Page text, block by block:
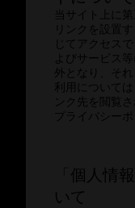
当サイト上に
リンクを設置
じてアクセス
よびサービス
外となり、そ
利用について
ンク先を閲覧
プライバシー
「個人情
いて